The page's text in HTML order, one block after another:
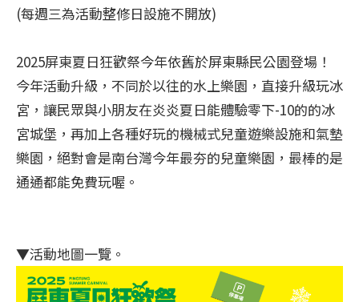
(每週三為活動整修日設施不開放)
2025屏東夏日狂歡祭今年依舊於屏東縣民公園登場！
今年活動升級，不同於以往的水上樂園，直接升級玩冰
宮，讓民眾與小朋友在炎炎夏日能體驗零下-10的的冰
宮城堡，再加上各種好玩的機械式兒童遊樂設施和氣墊
樂園，絕對會是南台灣今年最夯的兒童樂園，最棒的是
通通都能免費玩喔。
▼活動地圖一覽。